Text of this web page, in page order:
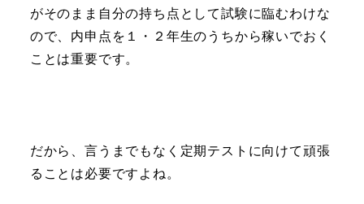
がそのまま自分の持ち点として試験に臨むわけな
ので、内申点を１・２年生のうちから稼いでおく
ことは重要です。
だから、言うまでもなく定期テストに向けて頑張
ることは必要ですよね。